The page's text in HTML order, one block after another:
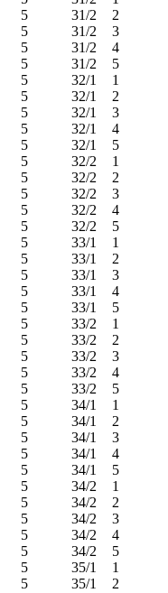
5
31/2 2
5
31/2 3
5
31/2 4
5
31/2 5
5
32/1 1
5
32/1 2
5
32/1 3
5
32/1 4
5
32/1 5
5
32/2 1
5
32/2 2
5
32/2 3
5
32/2 4
5
32/2 5
5
33/1 1
5
33/1 2
5
33/1 3
5
33/1 4
5
33/1 5
5
33/2 1
5
33/2 2
5
33/2 3
5
33/2 4
5
33/2 5
5
34/1 1
5
34/1 2
5
34/1 3
5
34/1 4
5
34/1 5
5
34/2 1
5
34/2 2
5
34/2 3
5
34/2 4
5
34/2 5
5
35/1 1
5
35/1 2